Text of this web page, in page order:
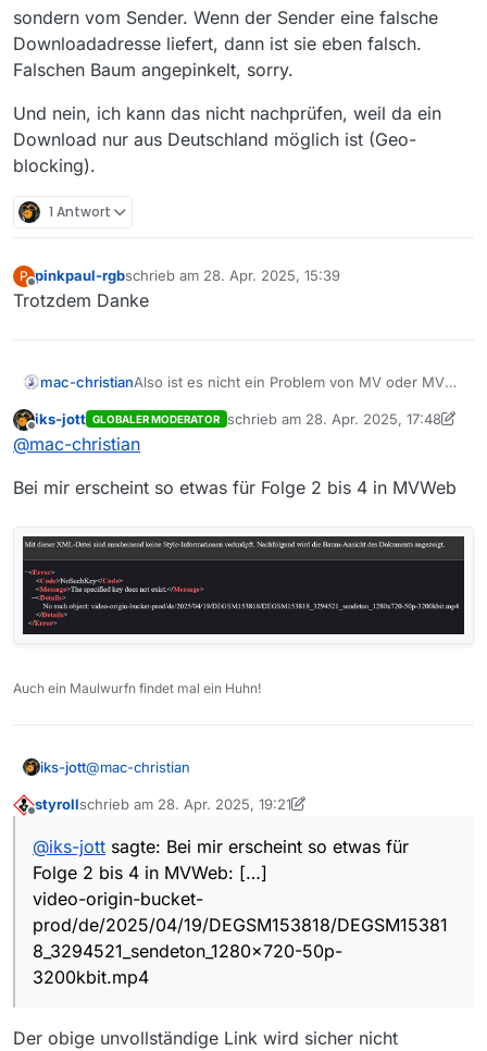
sondern vom Sender. Wenn der Sender eine falsche
Downloadadresse liefert, dann ist sie eben falsch.
Falschen Baum angepinkelt, sorry.
Und nein, ich kann das nicht nachprüfen, weil da ein
Download nur aus Deutschland möglich ist (Geo-
blocking).
1 Antwort
P
Offline
pinkpaul-rgbschrieb am 28. Apr. 2025, 15:39
zuletzt editiert von
Trotzdem Danke
mac-christianAlso ist es nicht ein Problem von MV oder MVW
falsche Downloadadresse liefert, dann ist sie
eben falsch. Falschen Baum angepinkelt, sorry.
Und nein, ich kann das nicht nachprüfen, weil
da ein Download nur aus Deutschland möglich
iks-jott GLOBALER MODERATOR schrieb am 28. Apr. 2025, 17:48
zuletzt editiert von iks-jott
@mac-christian
Bei mir erscheint so etwas für Folge 2 bis 4 in MVWeb
Auch ein Maulwurfn findet mal ein Huhn!
iks-jott@mac-christian
Bei mir erscheint so etwas für Folge 2 bis 4 in MVWeb
Offline
styrollschrieb am 28. Apr. 2025, 19:21
zuletzt editiert von styroll
@iks-jott sagte: Bei mir erscheint so etwas für
Folge 2 bis 4 in MVWeb: […]
video-origin-bucket-
prod/de/2025/04/19/DEGSM153818/DEGSM15381
8_3294521_sendeton_1280x720-50p-
3200kbit.mp4
Der obige unvollständige Link wird sicher nicht